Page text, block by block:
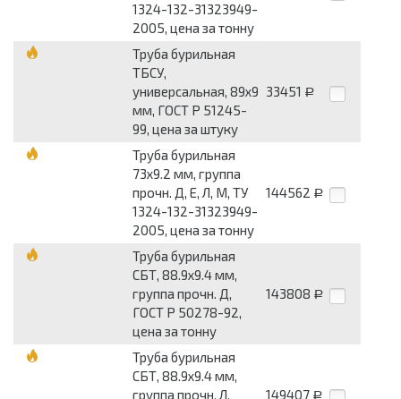
1324-132-31323949-
2005, цена за тонну
Труба бурильная
ТБСУ,
универсальная, 89х9
мм, ГОСТ Р 51245-
99, цена за штуку
33451 Р
Труба бурильная
73х9.2 мм, группа
прочн. Д, Е, Л, М, ТУ
1324-132-31323949-
2005, цена за тонну
144562 Р
Труба бурильная
СБТ, 88.9х9.4 мм,
группа прочн. Д,
ГОСТ Р 50278-92,
цена за тонну
143808 Р
Труба бурильная
СБТ, 88.9х9.4 мм,
группа прочн. Л,
149407 Р